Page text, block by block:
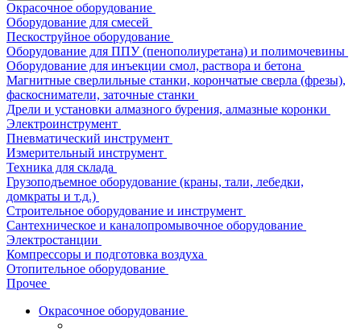
Окрасочное оборудование
Оборудование для смесей
Пескоструйное оборудование
Оборудование для ППУ (пенополиуретана) и полимочевины
Оборудование для инъекции смол, раствора и бетона
Магнитные сверлильные станки, корончатые сверла (фрезы),
фаскосниматели, заточные станки
Дрели и установки алмазного бурения, алмазные коронки
Электроинструмент
Пневматический инструмент
Измерительный инструмент
Техника для склада
Грузоподъемное оборудование (краны, тали, лебедки,
домкраты и т.д.)
Строительное оборудование и инструмент
Сантехническое и каналопромывочное оборудование
Электростанции
Компрессоры и подготовка воздуха
Отопительное оборудование
Прочее
Окрасочное оборудование